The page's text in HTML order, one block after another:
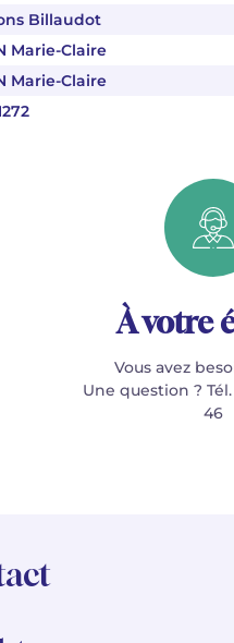
Billaudot
Marie-Claire
Marie-Claire
À votre
Vous avez
Une question ? Tél.
46